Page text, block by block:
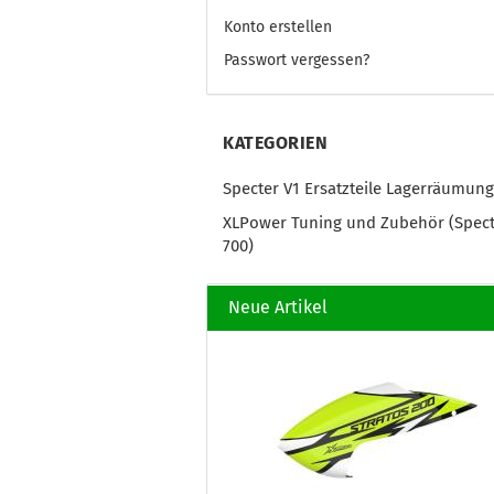
Konto erstellen
Passwort vergessen?
KATEGORIEN
Specter V1 Ersatzteile Lagerräumung
XLPower Tuning und Zubehör
700)
Neue Artikel